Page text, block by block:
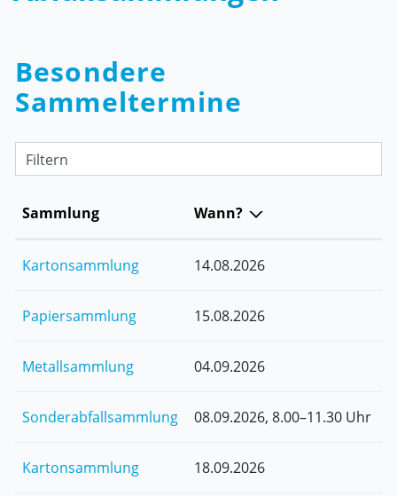
Besondere
Sammeltermine
Filtern
Sammlung Wann?
Kartonsammlung 14.08.2026
Papiersammlung 15.08.2026
Metallsammlung 04.09.2026
Sonderabfallsammlung 08.09.2026, 8.00–11.30 Uhr
Kartonsammlung 18.09.2026